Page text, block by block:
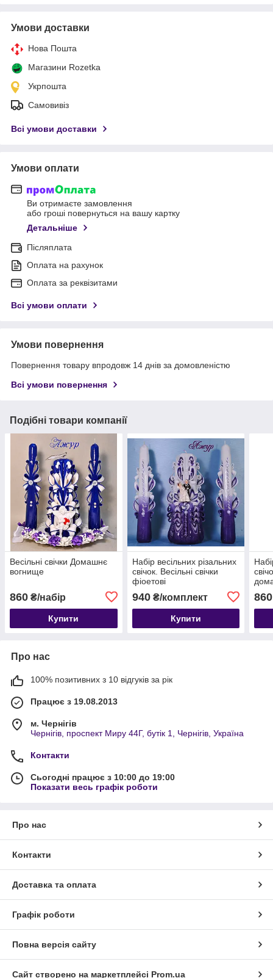
Умови доставки
Нова Пошта
Магазини Rozetka
Укрпошта
Самовивіз
Всі умови доставки
Умови оплати
Ви отримаєте замовлення
або гроші повернуться на вашу картку
Детальніше
Післяплата
Оплата на рахунок
Оплата за реквізитами
Всі умови оплати
Умови повернення
Повернення товару впродовж 14 днів за домовленістю
Всі умови повернення
Подібні товари компанії
Весільні свічки Домашнє
вогнище
860 ₴/набір
Купити
Набір весільних різальних
свічок. Весільні свічки
фіоетові
940₴/комплект
Купити
860
Про нас
100% позитивних з 10 відгуків за рік
Працює з 19.08.2013
м. Чернігів
Чернігів, проспект Миру 44Г, бутік 1, Чернігів, Україна
Контакти
Сьогодні працює з 10:00 до 19:00
Показати весь графік роботи
Про нас
Контакти
Доставка та оплата
Графік роботи
Повна версія сайту
Сайт створено на маркетплейсі Prom.ua